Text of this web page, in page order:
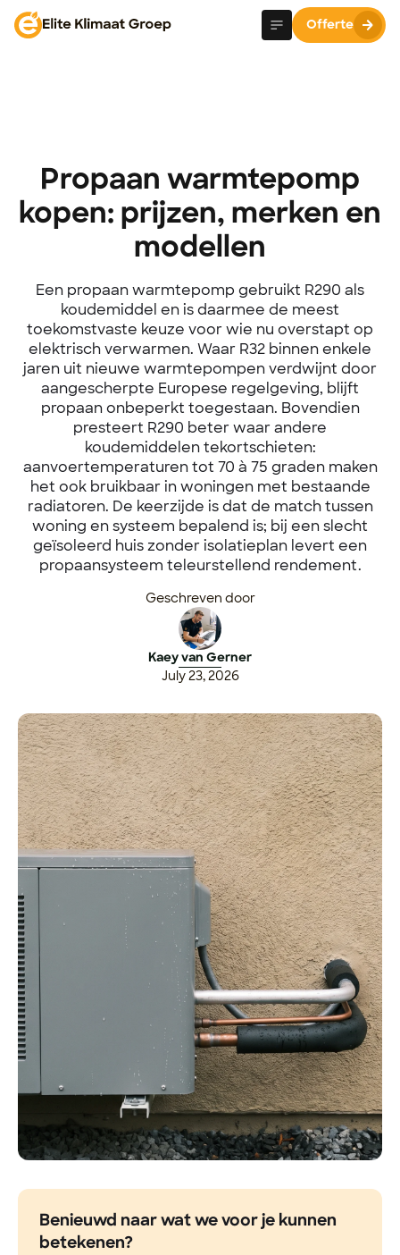
Offerte
Propaan warmtepomp
kopen: prijzen, merken en
modellen
Een propaan warmtepomp gebruikt R290 als
koudemiddel en is daarmee de meest
toekomstvaste keuze voor wie nu overstapt op
elektrisch verwarmen. Waar R32 binnen enkele
jaren uit nieuwe warmtepompen verdwijnt door
aangescherpte Europese regelgeving, blijft
propaan onbeperkt toegestaan. Bovendien
presteert R290 beter waar andere
koudemiddelen tekortschieten:
aanvoertemperaturen tot 70 à 75 graden maken
het ook bruikbaar in woningen met bestaande
radiatoren. De keerzijde is dat de match tussen
woning en systeem bepalend is; bij een slecht
geïsoleerd huis zonder isolatieplan levert een
propaansysteem teleurstellend rendement.
Geschreven door
Kaey van Gerner
July 23, 2026
Benieuwd naar wat we voor je kunnen
betekenen?